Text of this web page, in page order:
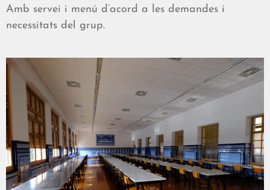
Amb servei i menú d’acord a les demandes i
necessitats del grup.